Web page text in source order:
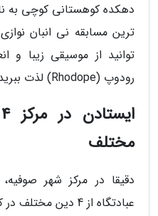
ترین مسابقه نی انبان
توانید از موسیقی زیبا
رودوپ (Rhodope) لذت ببرید.
مختلف
عبادتگاه از 4 دین